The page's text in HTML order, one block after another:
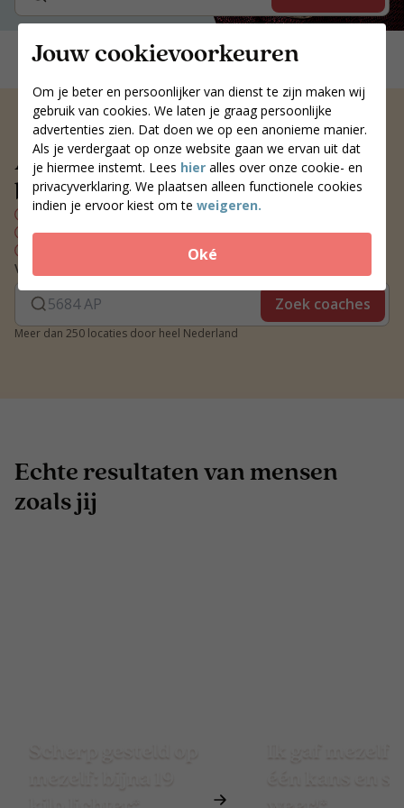
Jouw cookievoorkeuren
Om je beter en persoonlijker van dienst te zijn maken wij
gebruik van cookies. We laten je graag persoonlijke
advertenties zien. Dat doen we op een anonieme manier.
Als je verdergaat op onze website gaan we ervan uit dat
je hiermee instemt. Lees hier alles over onze cookie- en
privacyverklaring. We plaatsen alleen functionele cookies
indien je ervoor kiest om te weigeren.
Oké
Altijd een voedingscoach
bij jou in de buurt
Persoonlijk voedingsplan
Wekelijks contact met je coach
Vind een coach bij jou in de buurt
Zoek coaches
Meer dan 250 locaties door heel Nederland
Echte resultaten van mensen
zoals jij